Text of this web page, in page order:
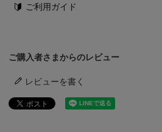
ご利用ガイド
ご購入者さまからのレビュー
レビューを書く